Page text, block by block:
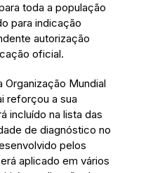
toda a população
para indicação
autorização
oficial.
Mundial
reforçou a sua
incluído na lista das
de diagnóstico no
pelos
aplicado em vários